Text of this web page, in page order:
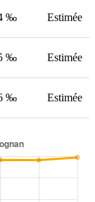
‰ Estimée
‰ Estimée
‰ Estimée